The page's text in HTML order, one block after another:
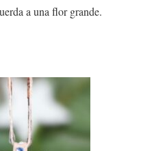
a una flor grande.